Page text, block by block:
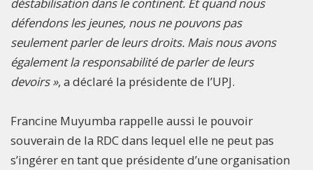
défendons les jeunes, nous ne pouvons pas
seulement parler de leurs droits. Mais nous avons
également la responsabilité de parler de leurs
devoirs », a déclaré la présidente de l’UPJ.
Francine Muyumba rappelle aussi le pouvoir
souverain de la RDC dans lequel elle ne peut pas
s’ingérer en tant que présidente d’une organisation